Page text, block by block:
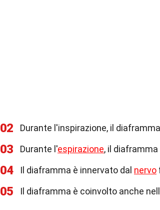
02 Durante l'inspirazione, il
03 Durante l'espirazione, il
04 Il diaframma è innervato dal nervo
05 Il diaframma è coinvolto anche